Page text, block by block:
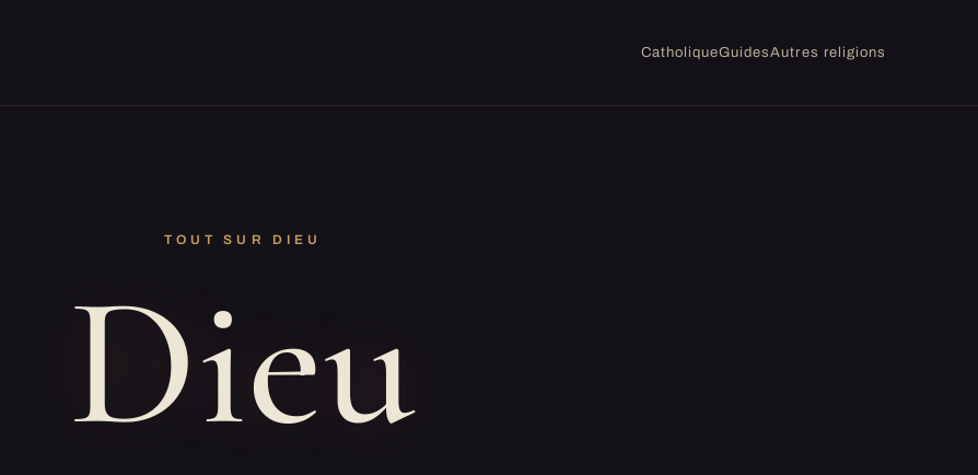
CatholiqueGuidesAutres religions
TOUT SUR DIEU
Dieu